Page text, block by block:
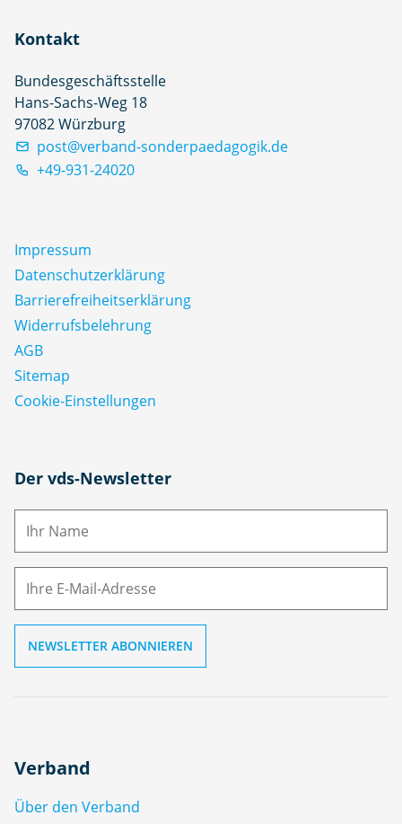
Kontakt
Bundesgeschäftsstelle
Hans-Sachs-Weg 18
97082 Würzburg
post@verband-sonderpaedagogik.de
+49-931-24020
Impressum
Datenschutz­erklärung
Barrierefreiheitserklärung
Widerrufsbelehrung
AGB
Sitemap
Cookie-Einstellungen
Der vds-Newsletter
N
M
Verband
Über den Verband